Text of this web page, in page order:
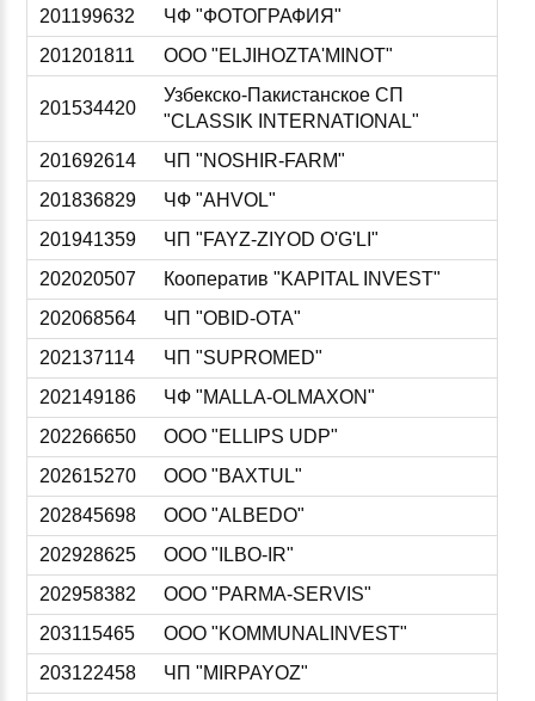
201199632
ЧФ "ФОТОГРАФИЯ"
201201811
ООО "ELJIHOZTA'MINOT"
201534420
Узбекско-Пакистанское СП
"CLASSIK INTERNATIONAL"
201692614
ЧП "NOSHIR-FARM"
201836829
ЧФ "AHVOL"
201941359
ЧП "FAYZ-ZIYOD O'G'LI"
202020507
Кооператив "KAPITAL INVEST"
202068564
ЧП "OBID-OTA"
202137114
ЧП "SUPROMED"
202149186
ЧФ "MALLA-OLMAXON"
202266650
ООО "ELLIPS UDP"
202615270
ООО "BAXTUL"
202845698
ООО "ALBEDO"
202928625
ООО "ILBO-IR"
202958382
ООО "PARMA-SERVIS"
203115465
ООО "KOMMUNALINVEST"
203122458
ЧП "MIRPAYOZ"